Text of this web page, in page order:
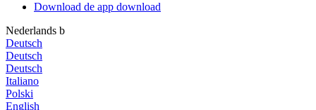
Download de app download
Nederlands b
Deutsch
Deutsch
Deutsch
Italiano
Polski
English